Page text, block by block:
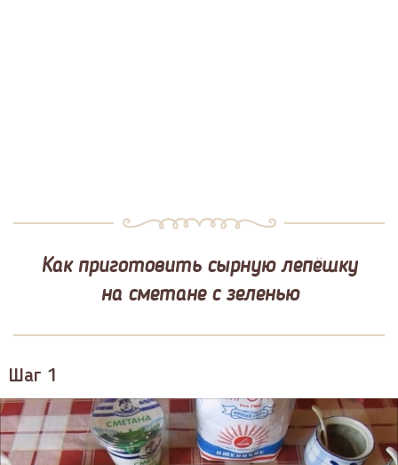
Как приготовить сырную лепёшку
на сметане с зеленью
Шаг 1